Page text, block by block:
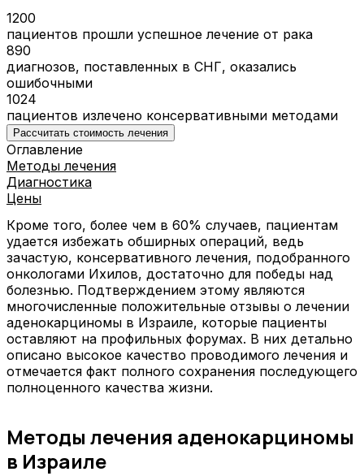
1200
пациентов прошли успешное лечение от рака
890
диагнозов, поставленных в СНГ, оказались
ошибочными
1024
пациентов излечено консервативными методами
Рассчитать стоимость лечения
Оглавление
Методы лечения
Диагностика
Цены
Кроме того, более чем в 60% случаев, пациентам
удается избежать обширных операций, ведь
зачастую, консервативного лечения, подобранного
онкологами Ихилов, достаточно для победы над
болезнью. Подтверждением этому являются
многочисленные положительные отзывы о лечении
аденокарциномы в Израиле, которые пациенты
оставляют на профильных форумах. В них детально
описано высокое качество проводимого лечения и
отмечается факт полного сохранения последующего
полноценного качества жизни.
Методы лечения аденокарциномы
в Израиле